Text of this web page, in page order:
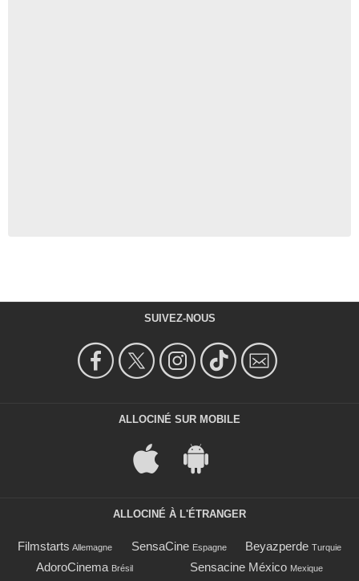
SUIVEZ-NOUS
ALLOCINÉ SUR MOBILE
ALLOCINÉ À L'ÉTRANGER
Filmstarts Allemagne SensaCine Espagne Beyazperde Turquie
AdoroCinema Brésil Sensacine México Mexique